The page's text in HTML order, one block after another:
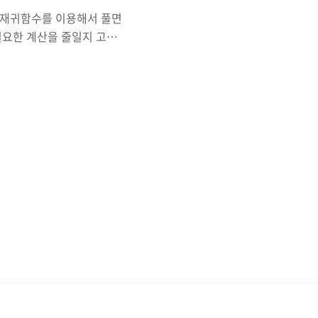
귀함수를 이용해서 풀면
한 계산을 줄일지 고민
모서리 값은 굳이 탐색